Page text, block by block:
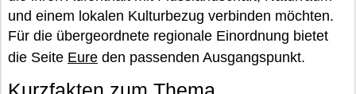
und einem lokalen Kulturbezug verbinden möchten.
Für die übergeordnete regionale Einordnung bietet
die Seite Eure den passenden Ausgangspunkt.